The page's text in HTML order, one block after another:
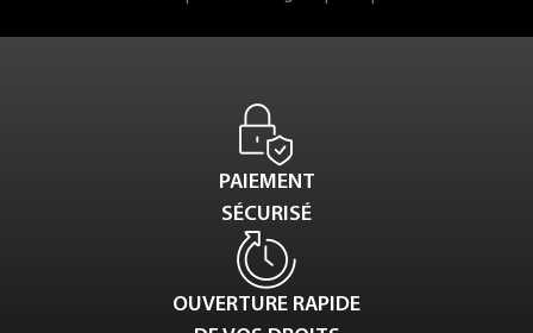
PAIEMENT
SÉCURISÉ
OUVERTURE RAPIDE